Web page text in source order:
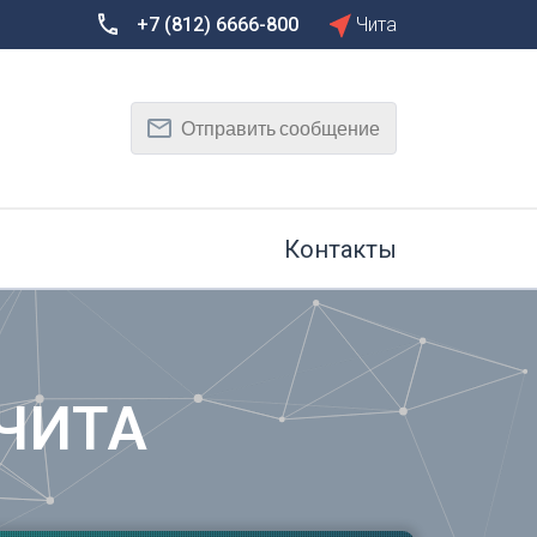
Дону
Тамбов
Тюмень
Улан-Удэ
Ульяновск
+7 (812) 6666-800 Чита
Отправить сообщение
Контакты